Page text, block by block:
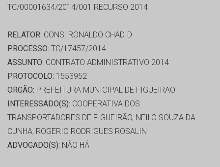
TC/00001634/2014/001 RECURSO 2014
RELATOR: CONS. RONALDO CHADID
PROCESSO: TC/17457/2014
ASSUNTO: CONTRATO ADMINISTRATIVO 2014
PROTOCOLO: 1553952
ORGÃO: PREFEITURA MUNICIPAL DE FIGUEIRAO
INTERESSADO(S): COOPERATIVA DOS
TRANSPORTADORES DE FIGUEIRÃO, NEILO SOUZA DA
CUNHA, ROGERIO RODRIGUES ROSALIN
ADVOGADO(S): NÃO HÁ